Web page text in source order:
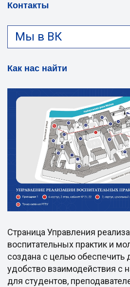
Контакты
Мы в ВК
Как нас найти
Страница Управления
воспитательных практик и
создана с целью обеспечить
удобство взаимодействия с
для студентов,